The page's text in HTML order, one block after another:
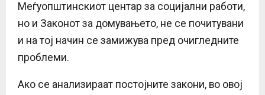
Меѓуопштинскиот центар за социјални работи,
но и Законот за домувањето, не се почитувани
и на тој начин се замижува пред очигледните
проблеми.
Ако се анализираат постојните закони, во овој